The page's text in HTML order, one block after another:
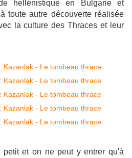
hellénistique en Bulgarie et
toute autre découverte réalisée
la culture des Thraces et leur
petit et on ne peut y entrer qu'à